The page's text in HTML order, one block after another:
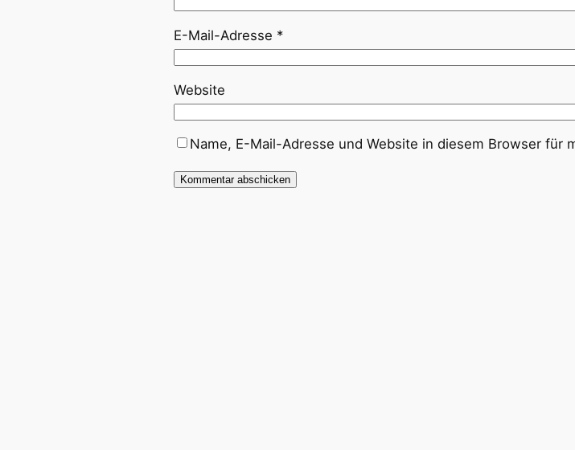
E-Mail-Adresse *
Website
Name, E-Mail-Adresse und Website in diesem Browser für